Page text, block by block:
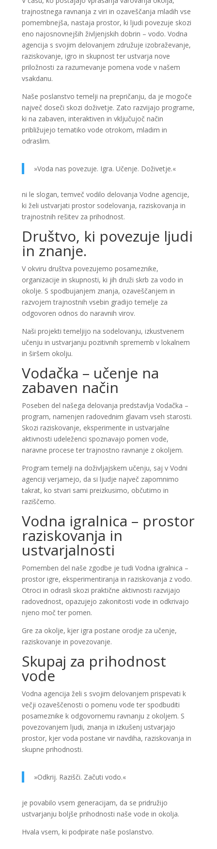
trajnostnega ravnanja z viri in ozaveščanja mladih vse
pomembnejša, nastaja prostor, ki ljudi povezuje skozi
eno najosnovnejših življenjskih dobrin – vodo. Vodna
agencija s svojim delovanjem združuje izobraževanje,
raziskovanje, igro in skupnost ter ustvarja nove
priložnosti za razumevanje pomena vode v našem
vsakdanu.
Naše poslanstvo temelji na prepričanju, da je mogoče
največ doseči skozi doživetje. Zato razvijajo programe,
ki na zabaven, interaktiven in vključujoč način
približujejo tematiko vode otrokom, mladim in
odraslim.
»Voda nas povezuje. Igra. Učenje. Doživetje.«
ni le slogan, temveč vodilo delovanja Vodne agencije,
ki želi ustvarjati prostor sodelovanja, raziskovanja in
trajnostnih rešitev za prihodnost.
Društvo, ki povezuje ljudi
in znanje.
V okviru društva povezujemo posameznike,
organizacije in skupnosti, ki jih druži skrb za vodo in
okolje. S spodbujanjem znanja, ozaveščanjem in
razvojem trajnostnih vsebin gradijo temelje za
odgovoren odnos do naravnih virov.
Naši projekti temeljijo na sodelovanju, izkustvenem
učenju in ustvarjanju pozitivnih sprememb v lokalnem
in širšem okolju.
Vodačka – učenje na
zabaven način
Poseben del našega delovanja predstavlja Vodačka –
program, namenjen radovednim glavam vseh starosti.
Skozi raziskovanje, eksperimente in ustvarjalne
aktivnosti udeleženci spoznavajo pomen vode,
naravne procese ter trajnostno ravnanje z okoljem.
Program temelji na doživljajskem učenju, saj v Vodni
agenciji verjamejo, da si ljudje največ zapomnimo
takrat, ko stvari sami preizkusimo, občutimo in
raziščemo.
Vodna igralnica – prostor
raziskovanja in
ustvarjalnosti
Pomemben del naše zgodbe je tudi Vodna igralnica –
prostor igre, eksperimentiranja in raziskovanja z vodo.
Otroci in odrasli skozi praktične aktivnosti razvijajo
radovednost, opazujejo zakonitosti vode in odkrivajo
njeno moč ter pomen.
Gre za okolje, kjer igra postane orodje za učenje,
raziskovanje in povezovanje.
Skupaj za prihodnost
vode
Vodna agencija želi s svojim delovanjem prispevati k
večji ozaveščenosti o pomenu vode ter spodbuditi
posameznike k odgovornemu ravnanju z okoljem. S
povezovanjem ljudi, znanja in izkušenj ustvarjajo
prostor, kjer voda postane vir navdiha, raziskovanja in
skupne prihodnosti.
»Odkrij. Razišči. Začuti vodo.«
je povabilo vsem generacijam, da se pridružijo
ustvarjanju boljše prihodnosti naše vode in okolja.
Hvala vsem, ki podpirate naše poslanstvo.